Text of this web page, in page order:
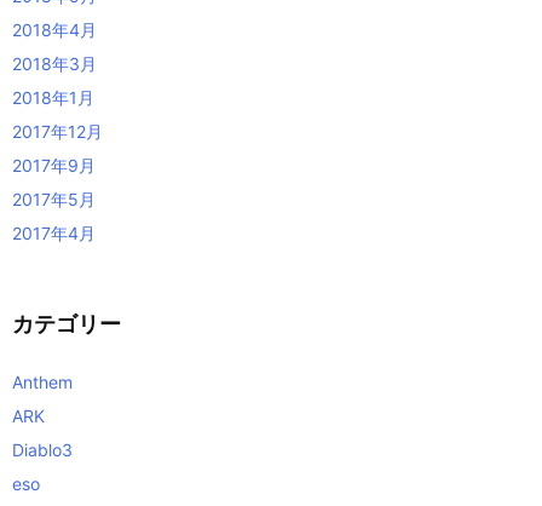
2018年4月
2018年3月
2018年1月
2017年12月
2017年9月
2017年5月
2017年4月
カテゴリー
Anthem
ARK
Diablo3
eso